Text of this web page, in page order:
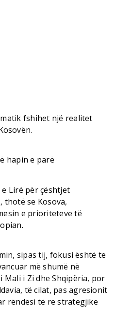
fshihet një realitet
hapin e parë
e Lirë për çështjet
thotë se Kosova,
e prioriteteve të
sipas tij, fokusi është te
më shumë në
Mali i Zi dhe Shqipëria, por
të cilat, pas agresionit
rëndësi të re strategjike